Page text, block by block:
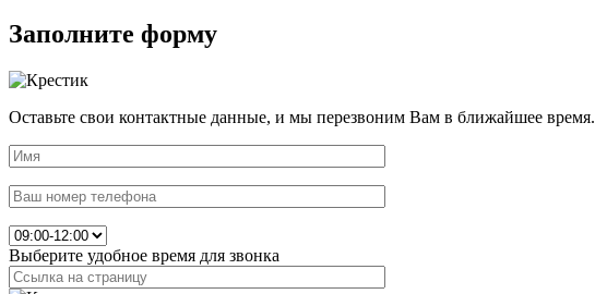
Заполните форму
Оставьте свои контактные данные, и мы перезвоним Вам в ближайшее время.
Выберите удобное время для звонка